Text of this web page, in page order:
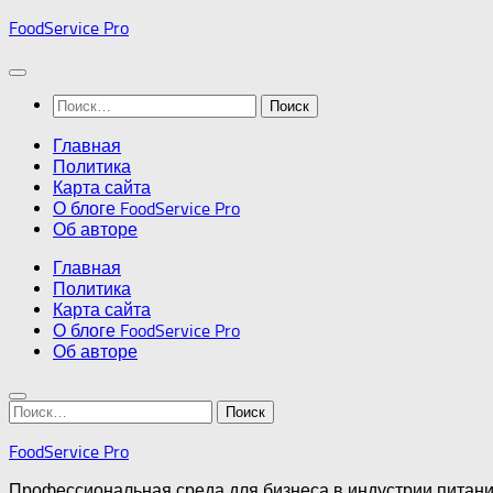
Перейти
содержимому
FoodService Pro
Найти:
Главная
Политика
Карта сайта
О блоге FoodService Pro
Об авторе
Главная
Политика
Карта сайта
О блоге FoodService Pro
Об авторе
Найти:
FoodService Pro